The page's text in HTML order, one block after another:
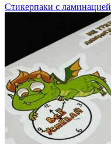
Стикерпаки с ламинацией